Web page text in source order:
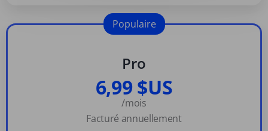
Pro
6,99 $US
/mois
Facturé annuellement
Populaire